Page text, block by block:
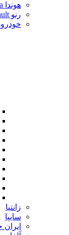
هوندا Honda
رنو Renault
زانتیا
سایپا